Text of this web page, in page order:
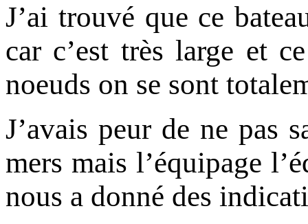
J’ai trouvé que ce
car c’est très large et
noeuds on se sont
J’avais peur de ne pas
mers mais l’équipage
nous a donné des